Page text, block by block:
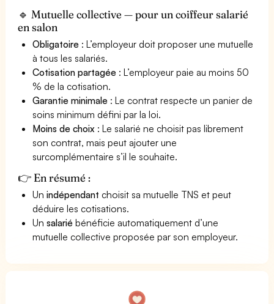
🔹 Mutuelle collective — pour un coiffeur salarié
en salon
Obligatoire : L’employeur doit proposer une mutuelle
à tous les salariés.
Cotisation partagée : L’employeur paie au moins 50
% de la cotisation.
Garantie minimale : Le contrat respecte un panier de
soins minimum défini par la loi.
Moins de choix : Le salarié ne choisit pas librement
son contrat, mais peut ajouter une
surcomplémentaire s’il le souhaite.
👉 En résumé :
Unindépendant choisit sa mutuelle TNS et peut
déduire les cotisations.
Unsalarié bénéficie automatiquement d’une
mutuelle collective proposée par son employeur.